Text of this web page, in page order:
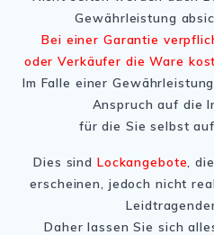
Gewährleistung
Bei einer Garantie
oder Verkäufer die Ware
Im Falle einer
Anspruch auf die
für die Sie selbst
Dies sind Lockangebote ,
erscheinen, jedoch nicht
Daher lassen Sie sich